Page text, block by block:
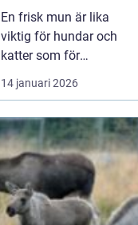
liv för hund och katt
En frisk mun är lika
viktig för hundar och
katter som för
människor. Ändå
hamnar tänderna ofta
attgöralistan när man
lever vardagsliv med sitt
djur. Fokus ligger gärna
p&arin...
14 januari 2026